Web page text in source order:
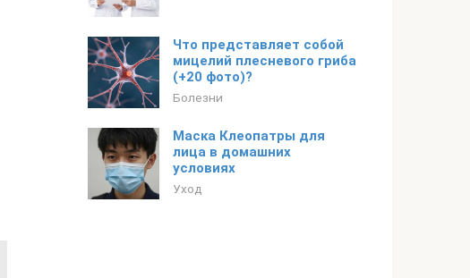
Что представляет собой
мицелий плесневого гриба
(+20 фото)?
Болезни
Маска Клеопатры для
лица в домашних
условиях
Уход